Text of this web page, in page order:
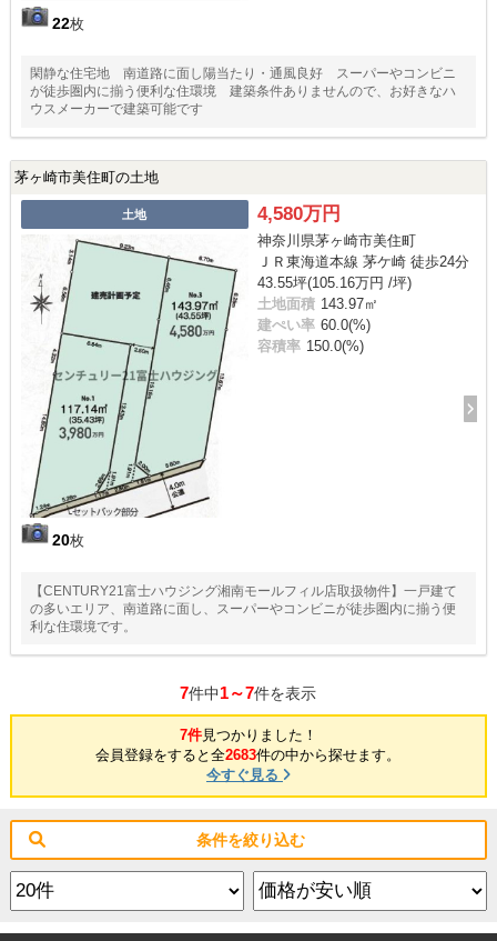
22枚
閑静な住宅地 南道路に面し陽当たり・通風良好 スーパーやコンビニ
が徒歩圏内に揃う便利な住環境 建築条件ありませんので、お好きなハ
ウスメーカーで建築可能です
茅ヶ崎市美住町の土地
土地
20枚
4,580万円
神奈川県茅ヶ崎市美住町
ＪＲ東海道本線 茅ケ崎 徒歩24分
43.55坪(105.16万円 /坪)
土地面積 143.97㎡
建ぺい率 60.0(%)
容積率 150.0(%)
【CENTURY21富士ハウジング湘南モールフィル店取扱物件】一戸建て
の多いエリア、南道路に面し、スーパーやコンビニが徒歩圏内に揃う便
利な住環境です。
7件中1～7件を表示
7件見つかりました！
会員登録をすると全2683件の中から探せます。
今すぐ見る
条件を絞り込む